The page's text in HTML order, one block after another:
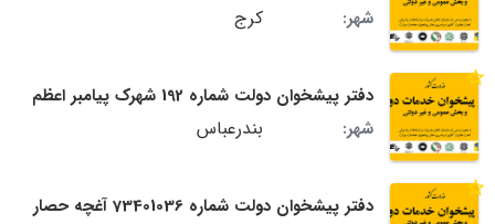
شهر:
کرج
دفتر پیشخوان دولت شماره 192 شهرک پیامبر اعظم
شهر:
بندرعباس
دفتر پیشخوان دولت شماره 73401036 آغچه حصار